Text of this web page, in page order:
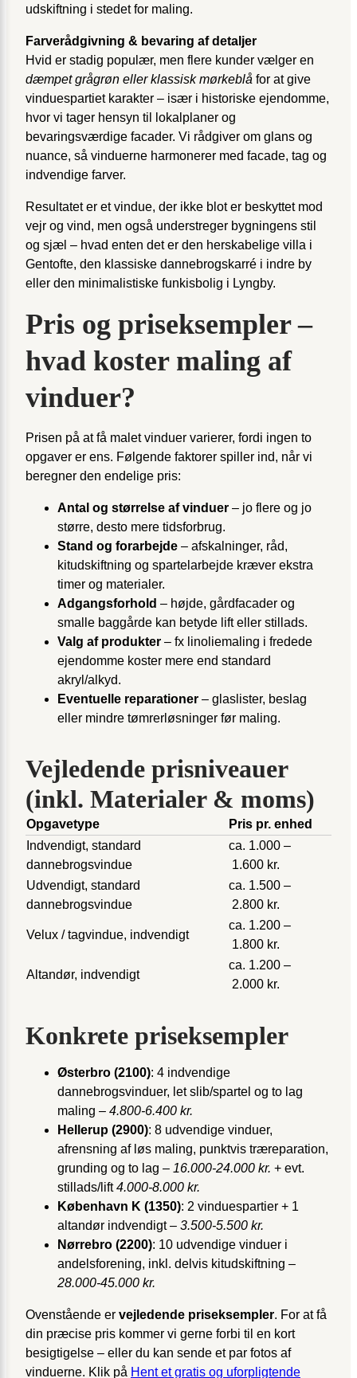
udskiftning i stedet for maling.
Farverådgivning & bevaring af detaljer
Hvid er stadig populær, men flere kunder vælger en
dæmpet grågrøn eller klassisk mørkeblå for at give
vinduespartiet karakter – især i historiske ejendomme,
hvor vi tager hensyn til lokalplaner og
bevaringsværdige facader. Vi rådgiver om glans og
nuance, så vinduerne harmonerer med facade, tag og
indvendige farver.
Resultatet er et vindue, der ikke blot er beskyttet mod
vejr og vind, men også understreger bygningens stil
og sjæl – hvad enten det er den herskabelige villa i
Gentofte, den klassiske dannebrogskarré i indre by
eller den minimalistiske funkisbolig i Lyngby.
Pris og priseksempler –
hvad koster maling af
vinduer?
Prisen på at få malet vinduer varierer, fordi ingen to
opgaver er ens. Følgende faktorer spiller ind, når vi
beregner den endelige pris:
Antal og størrelse af vinduer – jo flere og jo
større, desto mere tidsforbrug.
Stand og forarbejde – afskalninger, råd,
kitudskiftning og spartelarbejde kræver ekstra
timer og materialer.
Adgangsforhold – højde, gårdfacader og
smalle baggårde kan betyde lift eller stillads.
Valg af produkter – fx linoliemaling i fredede
ejendomme koster mere end standard
akryl/alkyd.
Eventuelle reparationer – glaslister, beslag
eller mindre tømrerløsninger før maling.
Vejledende prisniveauer
(inkl. Materialer & moms)
Opgavetype
Pris pr. enhed
Indvendigt, standard
dannebrogsvindue
ca. 1.000 –
1.600 kr.
Udvendigt, standard
dannebrogsvindue
ca. 1.500 –
2.800 kr.
Velux / tagvindue, indvendigt
ca. 1.200 –
1.800 kr.
Altandør, indvendigt
ca. 1.200 –
2.000 kr.
Konkrete priseksempler
Østerbro (2100): 4 indvendige
dannebrogsvinduer, let slib/spartel og to lag
maling – 4.800-6.400 kr.
Hellerup (2900): 8 udvendige vinduer,
afrensning af løs maling, punktvis træreparation,
grunding og to lag – 16.000-24.000 kr. + evt.
stillads/lift4.000-8.000 kr.
København K (1350): 2 vinduespartier + 1
altandør indvendigt – 3.500-5.500 kr.
Nørrebro (2200): 10 udvendige vinduer i
andelsforening, inkl. delvis kitudskiftning –
28.000-45.000 kr.
Ovenstående er vejledende priseksempler. For at få
din præcise pris kommer vi gerne forbi til en kort
besigtigelse – eller du kan sende et par fotos af
vinduerne. Klik på Hent et gratis og uforpligtende